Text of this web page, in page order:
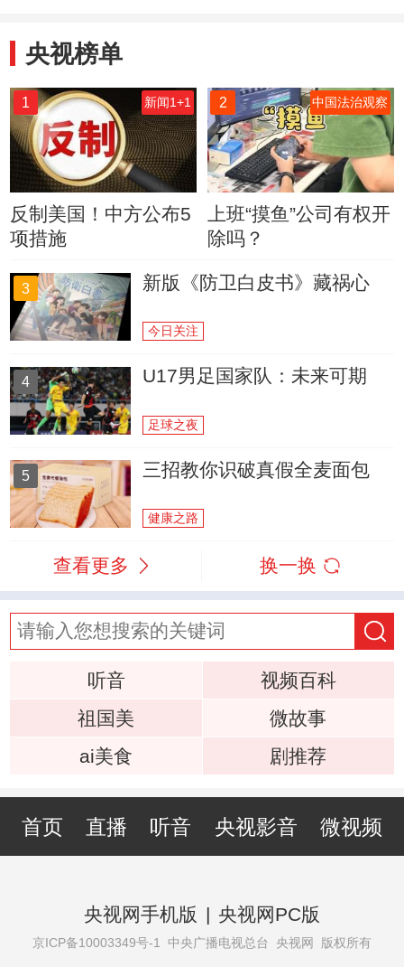
央视榜单
1 新闻1+1
反制美国！中方公布5
项措施
2 中国法治观察
上班“摸鱼”公司有权开
除吗？
3 新版《防卫白皮书》藏祸心
今日关注
4 U17男足国家队：未来可期
足球之夜
5 三招教你识破真假全麦面包
健康之路
查看更多 换一换
听音
视频百科
祖国美
微故事
ai美食
剧推荐
首页 直播 听音 央视影音 微视频
央视网手机版 | 央视网PC版
京ICP备10003349号-1 中央广播电视总台 央视网 版权所有